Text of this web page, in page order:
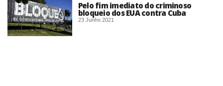
Pelo fim imediato do criminoso
bloqueio dos EUA contra Cuba
23 Junho 2021